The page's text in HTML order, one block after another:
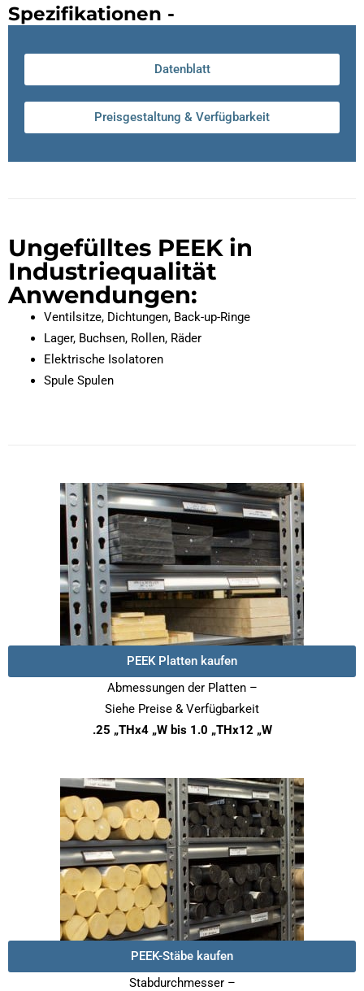
Spezifikationen -
Datenblatt
Preisgestaltung & Verfügbarkeit
Ungefülltes PEEK in
Industriequalität
Anwendungen:
Ventilsitze, Dichtungen, Back-up-Ringe
Lager, Buchsen, Rollen, Räder
Elektrische Isolatoren
Spule Spulen
PEEK Platten kaufen
Abmessungen der Platten –
Siehe Preise & Verfügbarkeit
.25 „THx4 „W bis 1.0 „THx12 „W
PEEK-Stäbe kaufen
Stabdurchmesser –